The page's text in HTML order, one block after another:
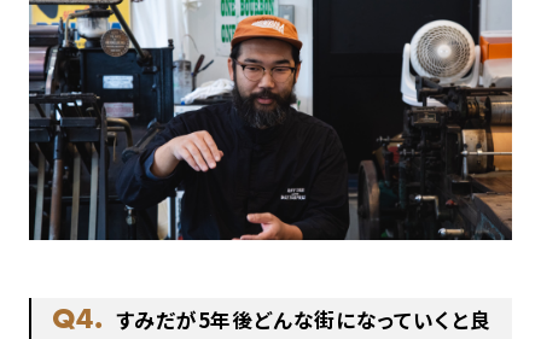
Q4. すみだが5年後どんな街になっていくと良